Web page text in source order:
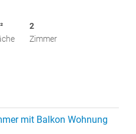
2
Zimmer
mit Balkon Wohnung